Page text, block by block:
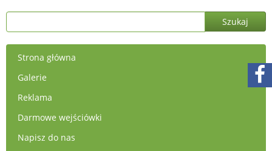
Strona główna
Galerie
Reklama
Darmowe wejściówki
Napisz do nas